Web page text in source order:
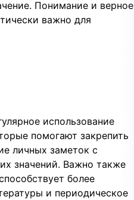
Понимание и верное
важно для
использование
помогают закрепить
личных заметок с
значений. Важно также
более
и периодическое